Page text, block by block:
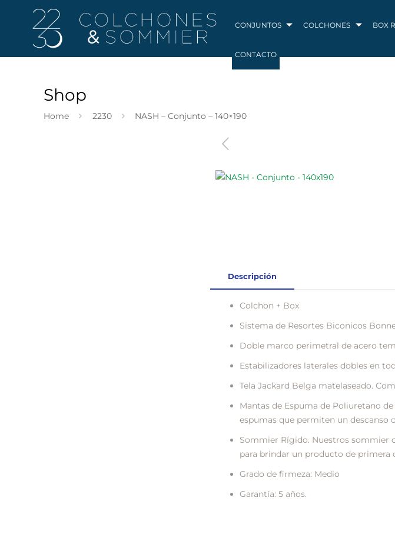
CONJUNTOS COLCHONES BOX
CONTACTO
Shop
Home 2230 NASH – Conjunto – 140×190
Descripción
Colchon + Box
Sistema de Resortes Biconicos
Doble marco perimetral de acero
Estabilizadores laterales dobles en
Tela Jackard Belga matelaseado.
Mantas de Espuma de Poliuretano
espumas que permiten un descanso
Sommier Rígido. Nuestros sommier
para brindar un producto de primera
Grado de firmeza: Medio
Garantía: 5 años.